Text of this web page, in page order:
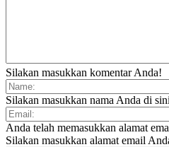
Silakan masukkan komentar Anda!
Silakan masukkan nama Anda di sini
Anda telah memasukkan alamat
Silakan masukkan alamat email